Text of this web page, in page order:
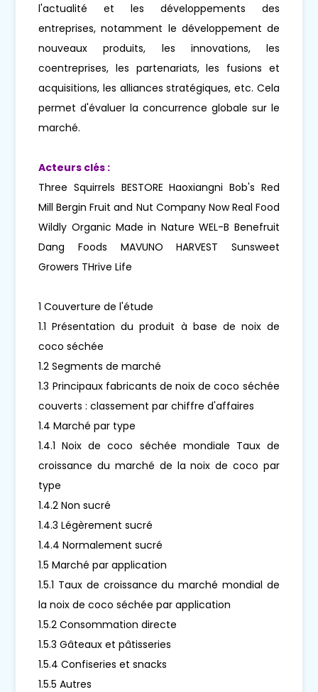
l'actualité et les développements des
entreprises, notamment le développement de
nouveaux produits, les innovations, les
coentreprises, les partenariats, les fusions et
acquisitions, les alliances stratégiques, etc. Cela
permet d'évaluer la concurrence globale sur le
marché.
Acteurs clés :
Three Squirrels BESTORE Haoxiangni Bob's Red
Mill Bergin Fruit and Nut Company Now Real Food
Wildly Organic Made in Nature WEL-B Benefruit
Dang Foods MAVUNO HARVEST Sunsweet
Growers THrive Life
1 Couverture de l'étude
1.1 Présentation du produit à base de noix de
coco séchée
1.2 Segments de marché
1.3 Principaux fabricants de noix de coco séchée
couverts : classement par chiffre d'affaires
1.4 Marché par type
1.4.1 Noix de coco séchée mondiale Taux de
croissance du marché de la noix de coco par
type
1.4.2 Non sucré
1.4.3 Légèrement sucré
1.4.4 Normalement sucré
1.5 Marché par application
1.5.1 Taux de croissance du marché mondial de
la noix de coco séchée par application
1.5.2 Consommation directe
1.5.3 Gâteaux et pâtisseries
1.5.4 Confiseries et snacks
1.5.5 Autres